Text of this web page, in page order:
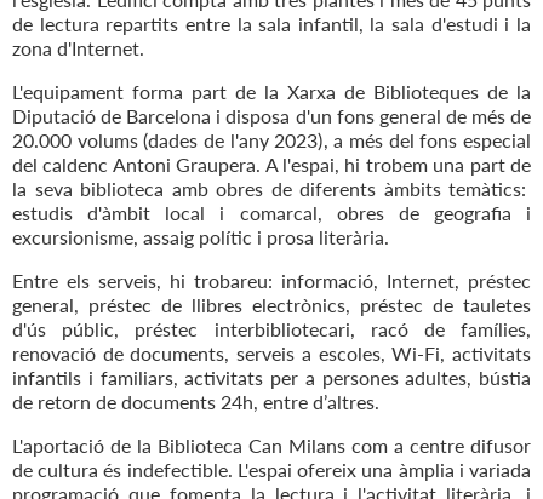
de lectura repartits entre la sala infantil, la sala d'estudi i la
zona d'Internet.
L'equipament forma part de la Xarxa de Biblioteques de la
Diputació de Barcelona i disposa d'un fons general de més de
20.000 volums (dades de l'any 2023), a més del fons especial
del caldenc Antoni Graupera. A l'espai, hi trobem una part de
la seva biblioteca amb obres de diferents àmbits temàtics:
estudis d'àmbit local i comarcal, obres de geografia i
excursionisme, assaig polític i prosa literària.
Entre els serveis, hi trobareu: informació, Internet, préstec
general, préstec de llibres electrònics, préstec de tauletes
d'ús públic, préstec interbibliotecari, racó de famílies,
renovació de documents, serveis a escoles, Wi-Fi, activitats
infantils i familiars, activitats per a persones adultes, bústia
de retorn de documents 24h, entre d’altres.
L'aportació de la Biblioteca Can Milans com a centre difusor
de cultura és indefectible. L'espai ofereix una àmplia i variada
programació que fomenta la lectura i l'activitat literària, i